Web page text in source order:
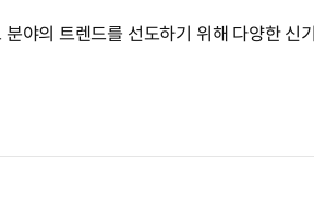
야의 트렌드를 선도하기 위해 다양한 신